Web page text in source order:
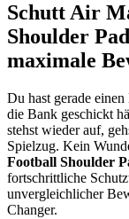
Schutt Air
Shoulder
maximale
Du hast gerade
die Bank geschickt
stehst wieder auf,
Spielzug. Kein
Football Shoulder
fortschrittliche
unvergleichlicher
Changer.